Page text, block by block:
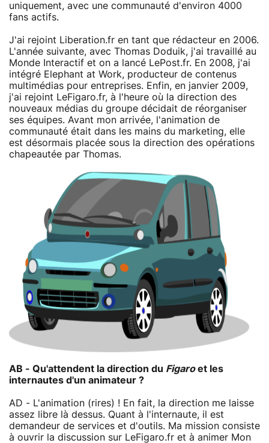
uniquement, avec une communauté d'environ 4000
fans actifs.
J'ai rejoint Liberation.fr en tant que rédacteur en 2006.
L'année suivante, avec Thomas Doduik, j'ai travaillé au
Monde Interactif et on a lancé LePost.fr. En 2008, j'ai
intégré Elephant at Work, producteur de contenus
multimédias pour entreprises. Enfin, en janvier 2009,
j'ai rejoint LeFigaro.fr, à l'heure où la direction des
nouveaux médias du groupe décidait de réorganiser
ses équipes. Avant mon arrivée, l'animation de
communauté était dans les mains du marketing, elle
est désormais placée sous la direction des opérations
chapeautée par Thomas.
AB - Qu'attendent la direction du Figaroet les
internautes d'un animateur ?
AD - L'animation (rires) ! En fait, la direction me laisse
assez libre là dessus. Quant à l'internaute, il est
demandeur de services et d'outils. Ma mission consiste
à ouvrir la discussion sur LeFigaro.fr et à animer Mon